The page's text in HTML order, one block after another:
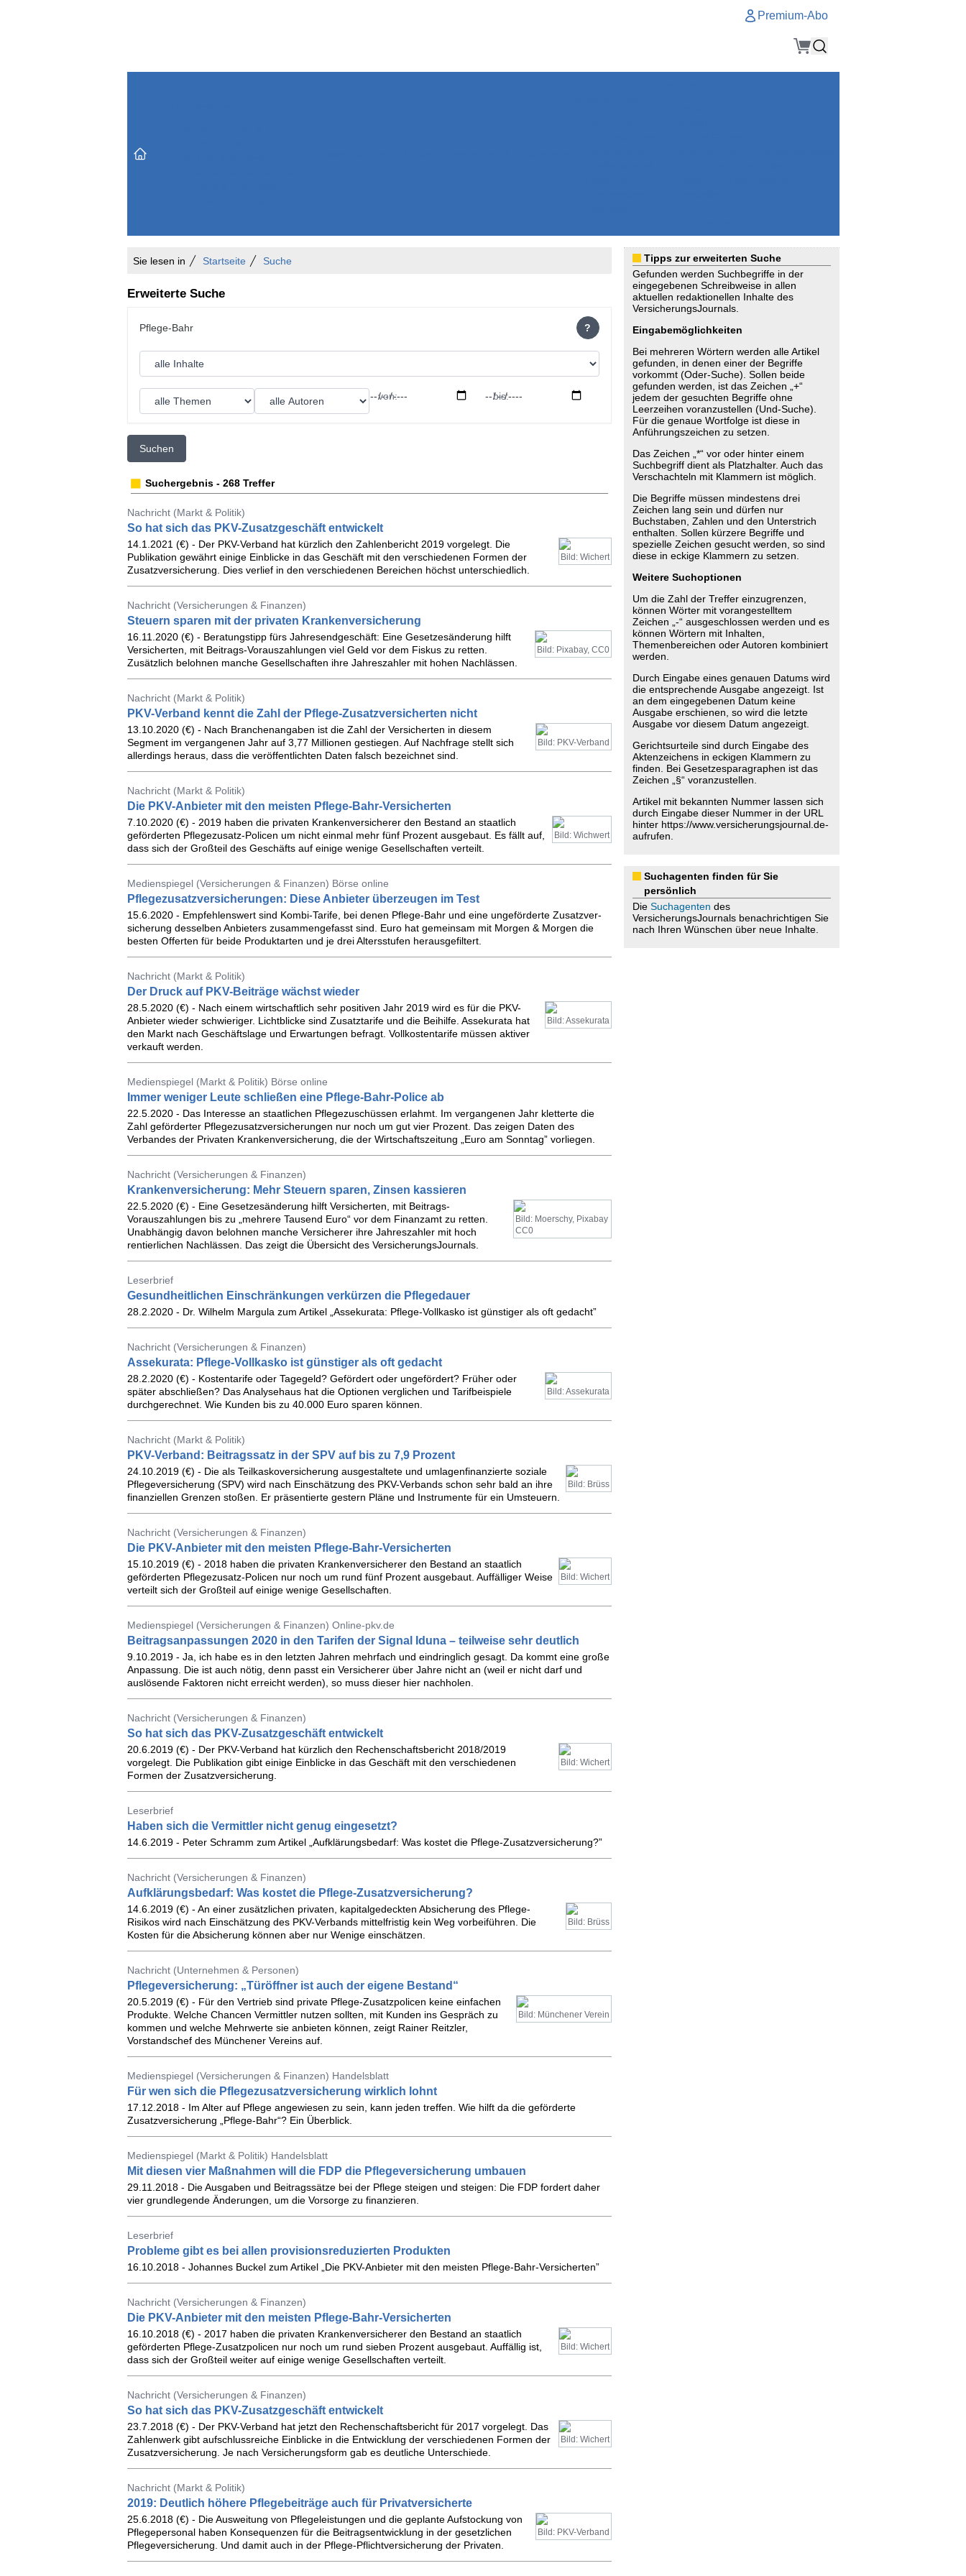
Premium-Abo
Sie lesen in Startseite Suche
Erweiterte Suche
?
von: bis:
Suchen
Suchergebnis - 268 Treffer
Nachricht (Markt & Politik)
So hat sich das PKV-Zusatzgeschäft entwickelt
Bild: Wichert
14.1.2021 (€) - Der PKV-Verband hat kürzlich den Zahlenbericht 2019 vorgelegt. Die
Publikation gewährt einige Einblicke in das Geschäft mit den verschiedenen Formen der
Zusatzversicherung. Dies verlief in den verschiedenen Bereichen höchst unterschiedlich.
Nachricht (Versicherungen & Finanzen)
Steuern sparen mit der privaten Krankenversicherung
Bild: Pixabay, CC0
16.11.2020 (€) - Beratungstipp fürs Jahresendgeschäft: Eine Gesetzesänderung hilft
Versicherten, mit Beitrags-Vorauszahlungen viel Geld vor dem Fiskus zu retten.
Zusätzlich belohnen manche Gesellschaften ihre Jahreszahler mit hohen Nachlässen.
Nachricht (Markt & Politik)
PKV-Verband kennt die Zahl der Pflege-Zusatzversicherten nicht
Bild: PKV-Verband
13.10.2020 (€) - Nach Branchenangaben ist die Zahl der Versicherten in diesem
Segment im vergangenen Jahr auf 3,77 Millionen gestiegen. Auf Nachfrage stellt sich
allerdings heraus, dass die veröffentlichten Daten falsch bezeichnet sind.
Nachricht (Markt & Politik)
Die PKV-Anbieter mit den meisten Pflege-Bahr-Versicherten
Bild: Wichwert
7.10.2020 (€) - 2019 haben die privaten Krankenversicherer den Bestand an staatlich
geförderten Pflegezusatz-Policen um nicht einmal mehr fünf Prozent ausgebaut. Es fällt auf,
dass sich der Großteil des Geschäfts auf einige wenige Gesellschaften verteilt.
Medienspiegel (Versicherungen & Finanzen) Börse online
Pflegezusatzversicherungen: Diese Anbieter überzeugen im Test
15.6.2020 - Empfehlenswert sind Kombi­-Tarife, bei denen Pflege-­Bahr und eine ungeförderte Zusatzver­
sicherung desselben Anbieters zusam­mengefasst sind. Euro hat gemein­sam mit Morgen & Morgen die
besten Offerten für beide Produktarten und je drei Altersstufen herausgefiltert.
Nachricht (Markt & Politik)
Der Druck auf PKV-Beiträge wächst wieder
Bild: Assekurata
28.5.2020 (€) - Nach einem wirtschaftlich sehr positiven Jahr 2019 wird es für die PKV-
Anbieter wieder schwieriger. Lichtblicke sind Zusatztarife und die Beihilfe. Assekurata hat
den Markt nach Geschäftslage und Erwartungen befragt. Vollkostentarife müssen aktiver
verkauft werden.
Medienspiegel (Markt & Politik) Börse online
Immer weniger Leute schließen eine Pflege-Bahr-Police ab
22.5.2020 - Das Interesse an staatlichen Pflegezuschüssen erlahmt. Im vergangenen Jahr kletterte die
Zahl geförderter Pflegezusatzversicherungen nur noch um gut vier Prozent. Das zeigen Daten des
Verbandes der Privaten Krankenversicherung, die der Wirtschaftszeitung „Euro am Sonntag” vorliegen.
Nachricht (Versicherungen & Finanzen)
Krankenversicherung: Mehr Steuern sparen, Zinsen kassieren
Bild: Moerschy, Pixabay
CC0
22.5.2020 (€) - Eine Gesetzesänderung hilft Versicherten, mit Beitrags-
Vorauszahlungen bis zu „mehrere Tausend Euro“ vor dem Finanzamt zu retten.
Unabhängig davon belohnen manche Versicherer ihre Jahreszahler mit hoch
rentierlichen Nachlässen. Das zeigt die Übersicht des VersicherungsJournals.
Leserbrief
Gesundheitlichen Einschränkungen verkürzen die Pflegedauer
28.2.2020 - Dr. Wilhelm Margula zum Artikel „Assekurata: Pflege-Vollkasko ist günstiger als oft gedacht”
Nachricht (Versicherungen & Finanzen)
Assekurata: Pflege-Vollkasko ist günstiger als oft gedacht
Bild: Assekurata
28.2.2020 (€) - Kostentarife oder Tagegeld? Gefördert oder ungefördert? Früher oder
später abschließen? Das Analysehaus hat die Optionen verglichen und Tarifbeispiele
durchgerechnet. Wie Kunden bis zu 40.000 Euro sparen können.
Nachricht (Markt & Politik)
PKV-Verband: Beitragssatz in der SPV auf bis zu 7,9 Prozent
Bild: Brüss
24.10.2019 (€) - Die als Teilkaskoversicherung ausgestaltete und umlagenfinanzierte soziale
Pflegeversicherung (SPV) wird nach Einschätzung des PKV-Verbands schon sehr bald an ihre
finanziellen Grenzen stoßen. Er präsentierte gestern Pläne und Instrumente für ein Umsteuern.
Nachricht (Versicherungen & Finanzen)
Die PKV-Anbieter mit den meisten Pflege-Bahr-Versicherten
Bild: Wichert
15.10.2019 (€) - 2018 haben die privaten Krankenversicherer den Bestand an staatlich
geförderten Pflegezusatz-Policen nur noch um rund fünf Prozent ausgebaut. Auffälliger Weise
verteilt sich der Großteil auf einige wenige Gesellschaften.
Medienspiegel (Versicherungen & Finanzen) Online-pkv.de
Beitragsanpassungen 2020 in den Tarifen der Signal Iduna – teilweise sehr deutlich
9.10.2019 - Ja, ich habe es in den letzten Jahren mehrfach und eindringlich gesagt. Da kommt eine große
Anpassung. Die ist auch nötig, denn passt ein Versicherer über Jahre nicht an (weil er nicht darf und
auslösende Faktoren nicht erreicht werden), so muss dieser hier nachholen.
Nachricht (Versicherungen & Finanzen)
So hat sich das PKV-Zusatzgeschäft entwickelt
Bild: Wichert
20.6.2019 (€) - Der PKV-Verband hat kürzlich den Rechenschaftsbericht 2018/2019
vorgelegt. Die Publikation gibt einige Einblicke in das Geschäft mit den verschiedenen
Formen der Zusatzversicherung.
Leserbrief
Haben sich die Vermittler nicht genug eingesetzt?
14.6.2019 - Peter Schramm zum Artikel „Aufklärungsbedarf: Was kostet die Pflege-Zusatzversicherung?”
Nachricht (Versicherungen & Finanzen)
Aufklärungsbedarf: Was kostet die Pflege-Zusatzversicherung?
Bild: Brüss
14.6.2019 (€) - An einer zusätzlichen privaten, kapitalgedeckten Absicherung des Pflege-
Risikos wird nach Einschätzung des PKV-Verbands mittelfristig kein Weg vorbeiführen. Die
Kosten für die Absicherung können aber nur Wenige einschätzen.
Nachricht (Unternehmen & Personen)
Pflegeversicherung: „Türöffner ist auch der eigene Bestand“
Bild: Münchener Verein
20.5.2019 (€) - Für den Vertrieb sind private Pflege-Zusatzpolicen keine einfachen
Produkte. Welche Chancen Vermittler nutzen sollten, mit Kunden ins Gespräch zu
kommen und welche Mehrwerte sie anbieten können, zeigt Rainer Reitzler,
Vorstandschef des Münchener Vereins auf.
Medienspiegel (Versicherungen & Finanzen) Handelsblatt
Für wen sich die Pflegezusatzversicherung wirklich lohnt
17.12.2018 - Im Alter auf Pflege angewiesen zu sein, kann jeden treffen. Wie hilft da die geförderte
Zusatzversicherung „Pflege-Bahr“? Ein Überblick.
Medienspiegel (Markt & Politik) Handelsblatt
Mit diesen vier Maßnahmen will die FDP die Pflegeversicherung umbauen
29.11.2018 - Die Ausgaben und Beitragssätze bei der Pflege steigen und steigen: Die FDP fordert daher
vier grundlegende Änderungen, um die Vorsorge zu finanzieren.
Leserbrief
Probleme gibt es bei allen provisionsreduzierten Produkten
16.10.2018 - Johannes Buckel zum Artikel „Die PKV-Anbieter mit den meisten Pflege-Bahr-Versicherten”
Nachricht (Versicherungen & Finanzen)
Die PKV-Anbieter mit den meisten Pflege-Bahr-Versicherten
Bild: Wichert
16.10.2018 (€) - 2017 haben die privaten Krankenversicherer den Bestand an staatlich
geförderten Pflege-Zusatzpolicen nur noch um rund sieben Prozent ausgebaut. Auffällig ist,
dass sich der Großteil weiter auf einige wenige Gesellschaften verteilt.
Nachricht (Versicherungen & Finanzen)
So hat sich das PKV-Zusatzgeschäft entwickelt
Bild: Wichert
23.7.2018 (€) - Der PKV-Verband hat jetzt den Rechenschaftsbericht für 2017 vorgelegt. Das
Zahlenwerk gibt aufschlussreiche Einblicke in die Entwicklung der verschiedenen Formen der
Zusatzversicherung. Je nach Versicherungsform gab es deutliche Unterschiede.
Nachricht (Markt & Politik)
2019: Deutlich höhere Pflegebeiträge auch für Privatversicherte
Bild: PKV-Verband
25.6.2018 (€) - Die Ausweitung von Pflegeleistungen und die geplante Aufstockung von
Pflegepersonal haben Konsequenzen für die Beitragsentwicklung in der gesetzlichen
Pflegeversicherung. Und damit auch in der Pflege-Pflichtversicherung der Privaten.
Tipps zur erweiterten Suche
Gefunden werden Suchbegriffe in der
eingegebenen Schreibweise in allen
aktuellen redaktionellen Inhalte des
VersicherungsJournals.
Eingabemöglichkeiten
Bei mehreren Wörtern werden alle Artikel
gefunden, in denen einer der Begriffe
vorkommt (Oder-Suche). Sollen beide
gefunden werden, ist das Zeichen „+“
jedem der gesuchten Begriffe ohne
Leerzeihen voranzustellen (Und-Suche).
Für die genaue Wortfolge ist diese in
Anführungszeichen zu setzen.
Das Zeichen „*“ vor oder hinter einem
Suchbegriff dient als Platzhalter. Auch das
Verschachteln mit Klammern ist möglich.
Die Begriffe müssen mindestens drei
Zeichen lang sein und dürfen nur
Buchstaben, Zahlen und den Unterstrich
enthalten. Sollen kürzere Begriffe und
spezielle Zeichen gesucht werden, so sind
diese in eckige Klammern zu setzen.
Weitere Suchoptionen
Um die Zahl der Treffer einzugrenzen,
können Wörter mit vorangestelltem
Zeichen „-“ ausgeschlossen werden und es
können Wörtern mit Inhalten,
Themenbereichen oder Autoren kombiniert
werden.
Durch Eingabe eines genauen Datums wird
die entsprechende Ausgabe angezeigt. Ist
an dem eingegebenen Datum keine
Ausgabe erschienen, so wird die letzte
Ausgabe vor diesem Datum angezeigt.
Gerichtsurteile sind durch Eingabe des
Aktenzeichens in eckigen Klammern zu
finden. Bei Gesetzesparagraphen ist das
Zeichen „§“ voranzustellen.
Artikel mit bekannten Nummer lassen sich
durch Eingabe dieser Nummer in der URL
hinter https://www.versicherungsjournal.de-
aufrufen.
Suchagenten finden für Sie
persönlich
Die Suchagenten des
VersicherungsJournals benachrichtigen Sie
nach Ihren Wünschen über neue Inhalte.